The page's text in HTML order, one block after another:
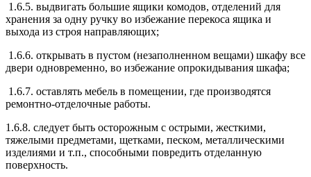
1.6.5. выдвигать большие ящики комодов, отделений для
хранения за одну ручку во избежание перекоса ящика и
выхода из строя направляющих;
1.6.6. открывать в пустом (незаполненном вещами) шкафу все
двери одновременно, во избежание опрокидывания шкафа;
1.6.7. оставлять мебель в помещении, где производятся
ремонтно-отделочные работы.
1.6.8. следует быть осторожным с острыми, жесткими,
тяжелыми предметами, щетками, песком, металлическими
изделиями и т.п., способными повредить отделанную
поверхность.